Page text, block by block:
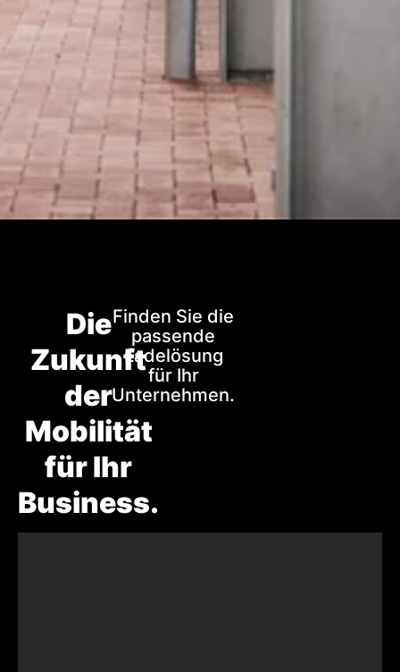
Die
Zukunft
der
Mobilität
für Ihr
Business.
Finden Sie die
passende
Ladelösung
für Ihr
Unternehmen.